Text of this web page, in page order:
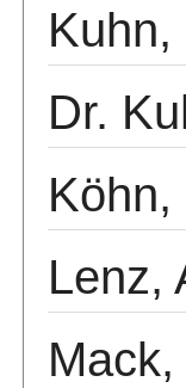
Kuhn,
Dr.
Köhn,
Lenz,